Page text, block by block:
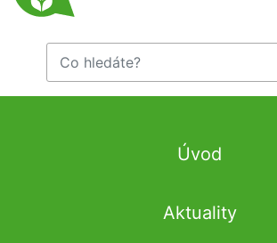
Úvod
Aktuality